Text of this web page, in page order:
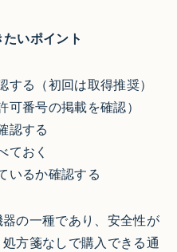
いポイント
る（初回は取得推奨）
番号の掲載を確認）
認する
ておく
いるか確認する
の一種であり、安全性が
方箋なしで購入できる通